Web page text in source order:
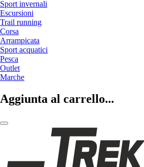
Sport invernali
Escursioni
Trail running
Corsa
Arrampicata
Sport acquatici
Pesca
Outlet
Marche
Aggiunta al carrello...